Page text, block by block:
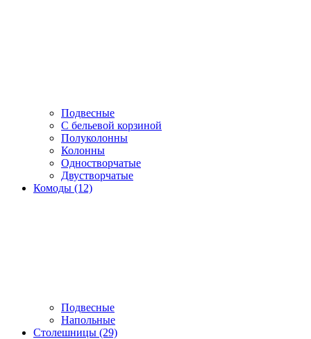
Подвесные
С бельевой корзиной
Полуколонны
Колонны
Одностворчатые
Двустворчатые
Комоды (12)
Подвесные
Напольные
Столешницы (29)